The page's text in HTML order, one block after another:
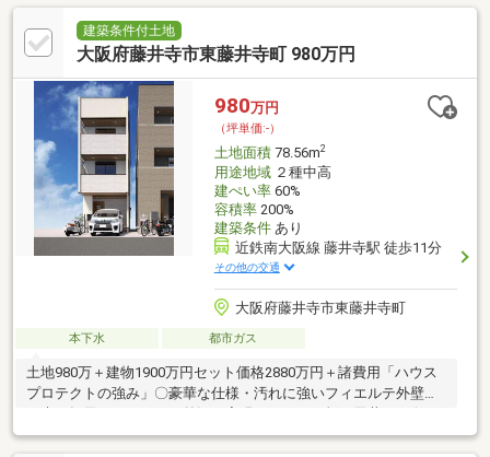
希望条件をお聞かせください。ご来店お待ちしております。
建築条件付土地
大阪府藤井寺市東藤井寺町 980万円
980万円
（坪単価:-）
土地面積78.56m2
用途地域２種中高
建ぺい率60%
容積率200%
建築条件あり
近鉄南大阪線 藤井寺駅 徒歩11分
その他の交通
大阪府藤井寺市東藤井寺町
本下水 都市ガス
土地980万＋建物1900万円セット価格2880万円＋諸費用「ハウス
プロテクトの強み」〇豪華な仕様・汚れに強いフィエルテ外壁材
と木目軒天でオシャレな外観を実現・キッチン折下天井×リビング
折上天井で立体感のあるLDKを創造 ・カップボード、可動